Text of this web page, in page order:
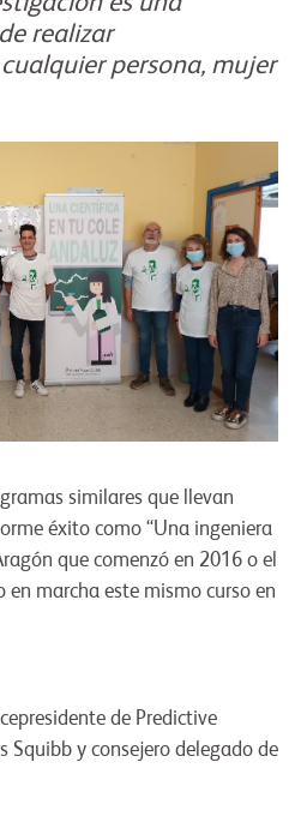
realizar
persona, mujer
similares que llevan
éxito como “Una ingeniera
que comenzó en 2016 o el
marcha este mismo curso en
de Predictive
Squibb y consejero delegado de